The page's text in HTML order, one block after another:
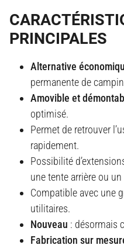
PRINCIPALES
Alternative
permanente de
Amovible et
optimisé.
Permet de retrouver
rapidement.
Possibilité
une tente arrière ou
Compatible avec une
utilitaires.
Nouveau : désormais
Fabrication sur